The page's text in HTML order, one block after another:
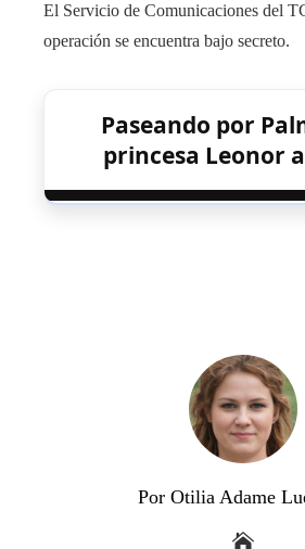
El Servicio de Comunicaciones del
operación se encuentra bajo secreto.
Paseando por
princesa Leonor
Por Otilia Adame